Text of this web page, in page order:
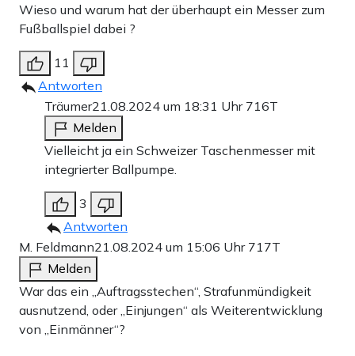
Wieso und warum hat der überhaupt ein Messer zum
Fußballspiel dabei ?
11
Antworten
Träumer21.08.2024 um 18:31 Uhr 716T
Melden
Vielleicht ja ein Schweizer Taschenmesser mit
integrierter Ballpumpe.
3
Antworten
M. Feldmann21.08.2024 um 15:06 Uhr 717T
Melden
War das ein „Auftragsstechen“, Strafunmündigkeit
ausnutzend, oder „Einjungen“ als Weiterentwicklung
von „Einmänner“?